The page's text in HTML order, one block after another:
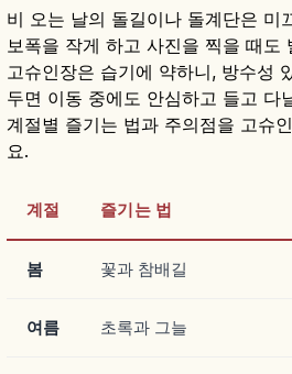
비 오는 날의 돌길이나 돌계단은 미
보폭을 작게 하고 사진을 찍을 때도
고슈인장은 습기에 약하니, 방수성
두면 이동 중에도 안심하고 들고 다
계절별 즐기는 법과 주의점을 고슈
요.
계절 즐기는 법
봄 꽃과 참배길
여름 초록과 그늘